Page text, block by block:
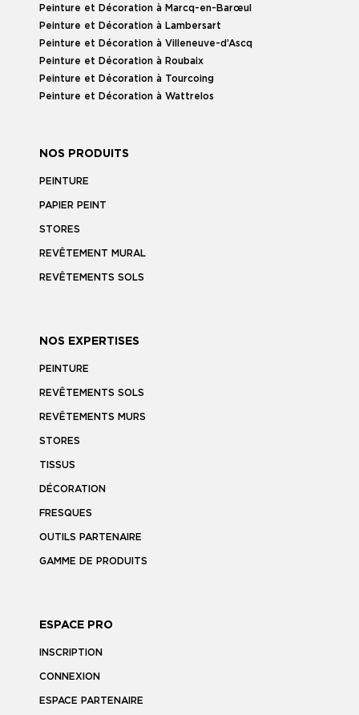
Peinture et Décoration à Marcq-en-Barœul
Peinture et Décoration à Lambersart
Peinture et Décoration à Villeneuve-d’Ascq
Peinture et Décoration à Roubaix
Peinture et Décoration à Tourcoing
Peinture et Décoration à Wattrelos
NOS PRODUITS
PEINTURE
PAPIER PEINT
STORES
REVÊTEMENT MURAL
REVÊTEMENTS SOLS
NOS EXPERTISES
PEINTURE
REVÊTEMENTS SOLS
REVÊTEMENTS MURS
STORES
TISSUS
DÉCORATION
FRESQUES
OUTILS PARTENAIRE
GAMME DE PRODUITS
ESPACE PRO
INSCRIPTION
CONNEXION
ESPACE PARTENAIRE